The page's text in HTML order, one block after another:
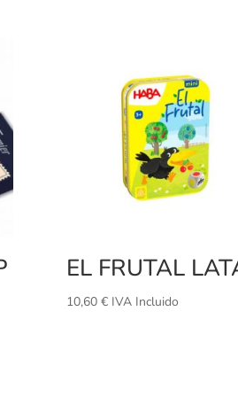
EL FRUTAL
10,60 € IVA Incluido